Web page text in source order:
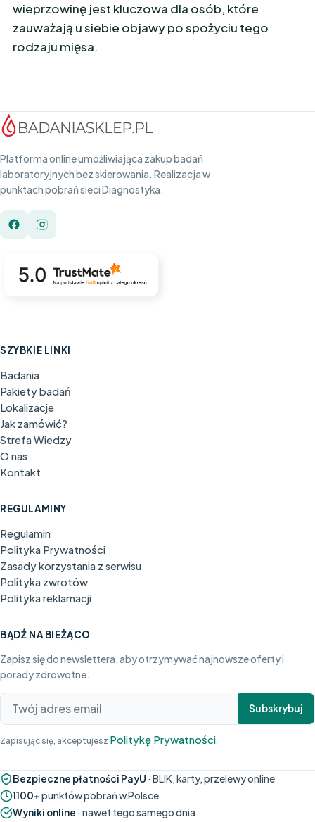
wieprzowinę jest kluczowa dla osób, które
zauważają u siebie objawy po spożyciu tego
rodzaju mięsa.
Platforma online umożliwiająca zakup badań
laboratoryjnych bez skierowania. Realizacja w
punktach pobrań sieci Diagnostyka.
SZYBKIE LINKI
Badania
Pakiety badań
Lokalizacje
Jak zamówić?
Strefa Wiedzy
O nas
Kontakt
REGULAMINY
Regulamin
Polityka Prywatności
Zasady korzystania z serwisu
Polityka zwrotów
Polityka reklamacji
BĄDŹ NA BIEŻĄCO
Zapisz się do newslettera, aby otrzymywać najnowsze oferty i
porady zdrowotne.
Subskrybuj
Zapisując się, akceptujesz Politykę Prywatności.
Bezpieczne płatności PayU · BLIK, karty, przelewy online
1100+punktów pobrań w Polsce
Wyniki online · nawet tego samego dnia